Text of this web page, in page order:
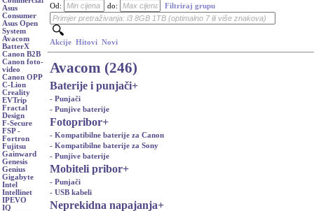
Asus
Consumer
Asus Open
System
Avacom
BatterX
Canon B2B
Canon foto-
video
Canon OPP
C-Lion
Creality
EVTrip
Fractal
Design
F-Secure
FSP -
Fortron
Fujitsu
Gainward
Genesis
Genius
Gigabyte
Intel
Intellinet
IPEVO
IQ
Od: do: Filtriraj grupu
Akcije Hitovi Novi
Avacom (246)
Baterije i punjači+
- Punjači
- Punjive baterije
Fotopribor+
- Kompatibilne baterije za Canon
- Kompatibilne baterije za Sony
- Punjive baterije
Mobiteli pribor+
- Punjači
- USB kabeli
Neprekidna napajanja+